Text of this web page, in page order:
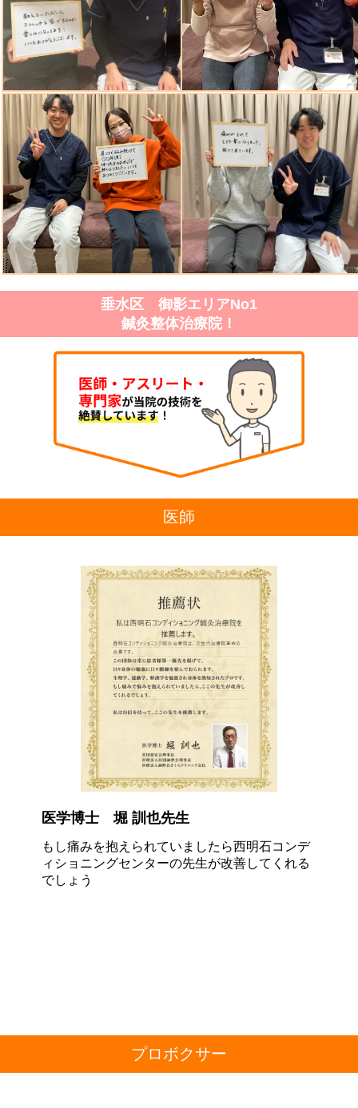
垂水区 御影エリアNo1
鍼灸整体治療院！
医師
医学博士 堀 訓也先生
もし痛みを抱えられていましたら西明石コンデ
ィショニングセンターの先生が改善してくれる
でしょう
プロボクサー